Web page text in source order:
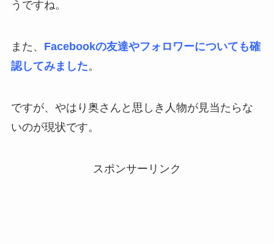
うですね。
また、 Facebookの友達やフォロワーについても確
認してみました。
ですが、やはり奥さんと思しき人物が見当たらな
いのが現状です。
スポンサーリンク